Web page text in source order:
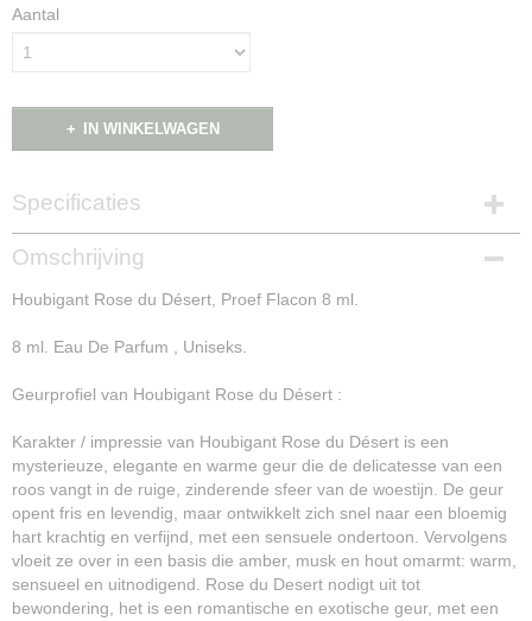
Aantal
IN WINKELWAGEN
Specificaties
Productcode
NG16068
Omschrijving
Houbigant Rose du Désert, Proef Flacon 8 ml.
8 ml. Eau De Parfum , Uniseks.
Geurprofiel van Houbigant Rose du Désert :
Karakter / impressie van Houbigant Rose du Désert is een
mysterieuze, elegante en warme geur die de delicatesse van een
roos vangt in de ruige, zinderende sfeer van de woestijn. De geur
opent fris en levendig, maar ontwikkelt zich snel naar een bloemig
hart krachtig en verfijnd, met een sensuele ondertoon. Vervolgens
vloeit ze over in een basis die amber, musk en hout omarmt: warm,
sensueel en uitnodigend. Rose du Desert nodigt uit tot
bewondering, het is een romantische en exotische geur, met een